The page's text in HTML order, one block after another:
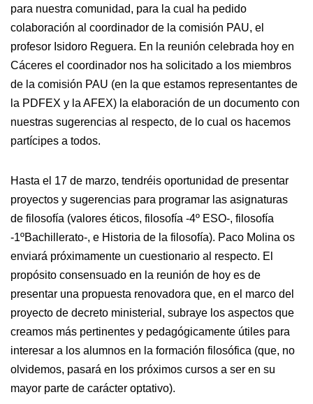
para nuestra comunidad, para la cual ha pedido
colaboración al coordinador de la comisión PAU, el
profesor Isidoro Reguera. En la reunión celebrada hoy en
Cáceres el coordinador nos ha solicitado a los miembros
de la comisión PAU (en la que estamos representantes de
la PDFEX y la AFEX) la elaboración de un documento con
nuestras sugerencias al respecto, de lo cual os hacemos
partícipes a todos.
Hasta el 17 de marzo, tendréis oportunidad de presentar
proyectos y sugerencias para programar las asignaturas
de filosofía (valores éticos, filosofía -4º ESO-, filosofía
-1ºBachillerato-, e Historia de la filosofía). Paco Molina os
enviará próximamente un cuestionario al respecto. El
propósito consensuado en la reunión de hoy es de
presentar una propuesta renovadora que, en el marco del
proyecto de decreto ministerial, subraye los aspectos que
creamos más pertinentes y pedagógicamente útiles para
interesar a los alumnos en la formación filosófica (que, no
olvidemos, pasará en los próximos cursos a ser en su
mayor parte de carácter optativo).